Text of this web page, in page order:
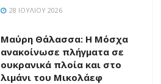
28 ΙΟΥΛΊΟΥ 2026
Μαύρη Θάλασσα: Η Μόσχα
ανακοίνωσε πλήγματα σε
ουκρανικά πλοία και στο
λιμάνι του Μικολάεφ